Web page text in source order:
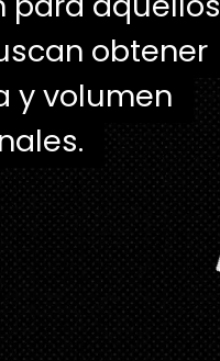
obtener
y volumen
obtener
y volumen